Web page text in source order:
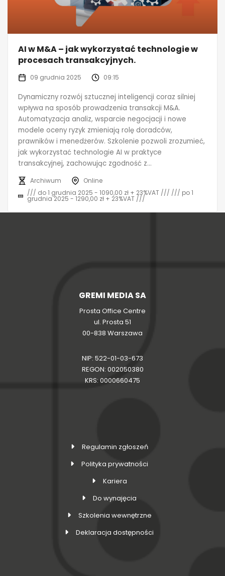
AI w M&A – jak wykorzystać technologie w
procesach transakcyjnych.
09 grudnia 2025 09:15
Dynamiczny rozwój sztucznej inteligencji coraz silniej
wpływa na sposób prowadzenia transakcji M&A.
Automatyzacja analiz, wsparcie negocjacji i nowe
modele oceny ryzyk zmieniają rolę doradców,
prawników i menedżerów. Szkolenie pozwoli zrozumieć,
jak wykorzystać technologie AI w praktyce
transakcyjnej, zachowując zgodność z...
Archiwum
Online
/// do 1 grudnia 2025 - 1090,00 zł + 23%VAT /// /// po 1
grudnia 2025 - 1290,00 zł + 23%VAT ///
GREMI MEDIA SA
Prosta Office Centre
ul. Prosta 51
00-838 Warszawa
NIP: 522-01-03-673
REGON: 002050380
KRS: 0000660475
Regulamin zgłoszeń
Polityka prywatności
Kariera
Do wynajęcia
Szkolenia wewnętrzne
Deklaracja dostępności